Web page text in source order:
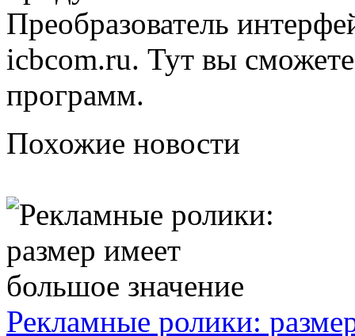
Преобразователь
icbcom.ru. Тут вы
программ.
Похожие новости
Рекламные ролики: